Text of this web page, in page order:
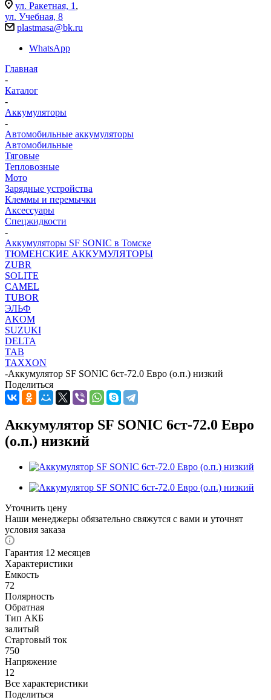
ул. Ракетная, 1 ,
ул. Учебная, 8
plastmasa@bk.ru
WhatsApp
Главная
-
Каталог
-
Аккумуляторы
-
Автомобильные аккумуляторы
Автомобильные
Тяговые
Тепловозные
Мото
Зарядные устройства
Клеммы и перемычки
Аксессуары
Спецжидкости
-
Аккумуляторы SF SONIC в Томске
ТЮМЕНСКИЕ АККУМУЛЯТОРЫ
ZUBR
SOLITE
CAMEL
TUBOR
ЭЛЬФ
AKOM
SUZUKI
DELTA
TAB
TAXXON
-Аккумулятор SF SONIC 6ст-72.0 Евро (о.п.) низкий
Поделиться
Аккумулятор SF SONIC 6ст-72.0 Евро
(о.п.) низкий
Уточнить цену
Наши менеджеры обязательно свяжутся с вами и уточнят
условия заказа
Гарантия 12 месяцев
Характеристики
Емкость
72
Полярность
Обратная
Тип АКБ
залитый
Стартовый ток
750
Напряжение
12
Все характеристики
Поделиться